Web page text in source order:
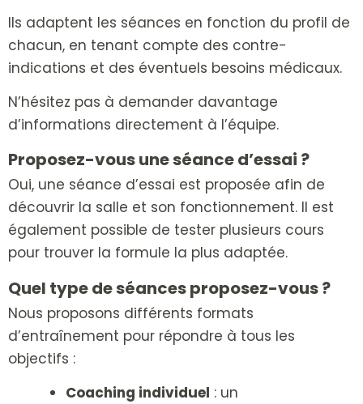
Ils adaptent les séances en fonction du profil de
chacun, en tenant compte des contre-
indications et des éventuels besoins médicaux.
N’hésitez pas à demander davantage
d’informations directement à l’équipe.
Proposez-vous une séance d’essai ?
Oui, une séance d’essai est proposée afin de
découvrir la salle et son fonctionnement. Il est
également possible de tester plusieurs cours
pour trouver la formule la plus adaptée.
Quel type de séances proposez-vous ?
Nous proposons différents formats
d’entraînement pour répondre à tous les
objectifs :
Coaching individuel : un